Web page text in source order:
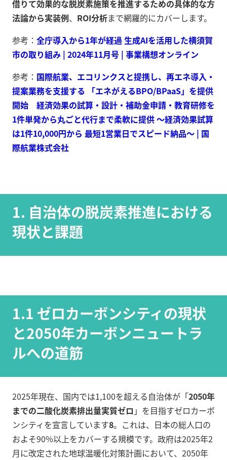
借りて効果的な脱炭素施策を推進するための具体的な方
法論から実装例、 ROI分析まで網羅的にカバーします。
参考： 全庁導入から1年が経過 生成AIを活用した横須賀
市の取り組み | 2024年11月号 | 事業構想オンライン
参考： 国際航業、エコリンクスと提携し、再エネ導入・
提案業務を支援する 「エネがえるBPO/BPaaS」を提供
開始 経済効果の試算・設計・補助金申請・教育研修を
1件単発から丸ごと代行まで柔軟に提供 ～経済効果試算
は1件10,000円から 最短1営業日でスピード納品～ | 国
際航業株式会社
1. 自治体の脱炭素推進における
現状と課題
1.1 ゼロカーボンシティの現状
と2050年カーボンニュートラ
ルへの道筋
2025年現在、国内では1,100を超える自治体が「2050年
までの二酸化炭素排出量実質ゼロ 」を目指すゼロカーボ
ンシティを宣言しています8。これは、日本の総人口の
およそ90%以上をカバーする規模です。政府は2025年2
月に改定された地球温暖化対策計画において、2050年